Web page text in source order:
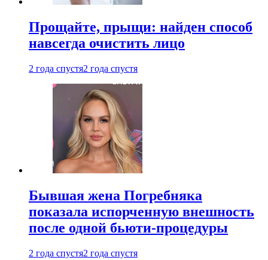
Прощайте, прыщи: найден способ
навсегда очистить лицо
2 года спустя2 года спустя
Бывшая жена Погребняка
показала испорченную внешность
после одной бьюти-процедуры
2 года спустя2 года спустя